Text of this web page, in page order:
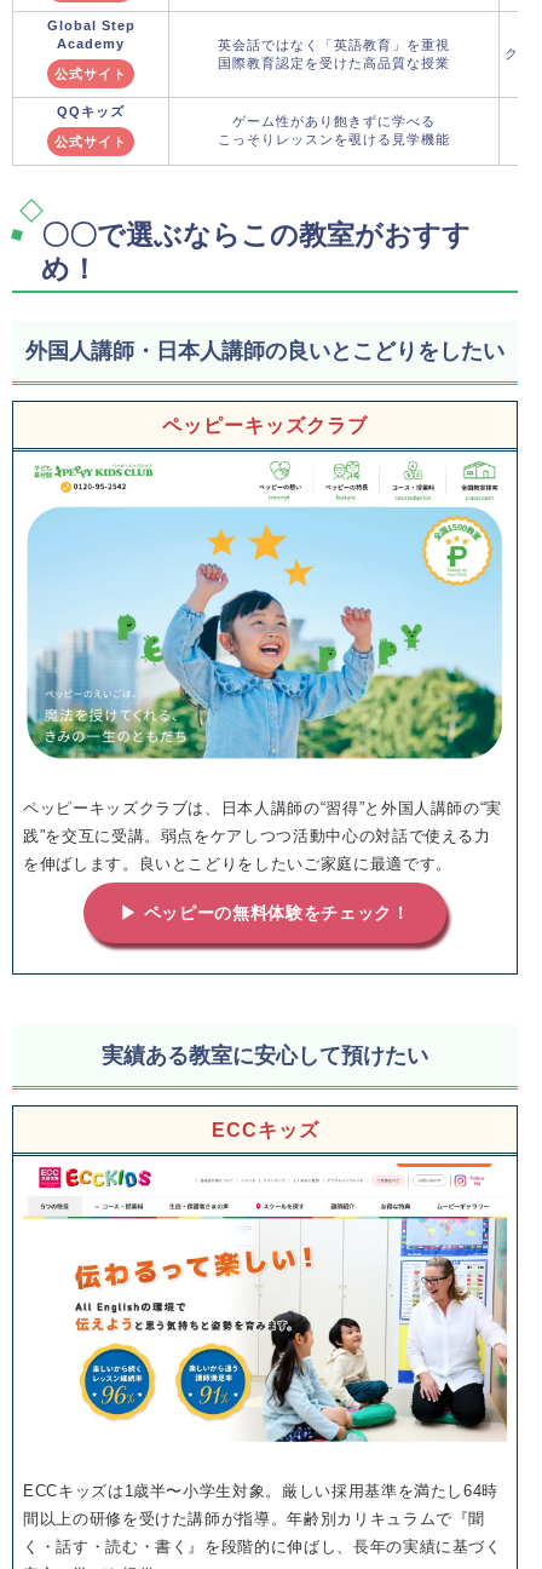
Global Step
Academy
公式サイト
英会話ではなく「英語教育」を重視
国際教育認定を受けた高品質な授業
クー
QQキッズ
公式サイト
ゲーム性があり飽きずに学べる
こっそりレッスンを覗ける見学機能
〇〇で選ぶならこの教室がおすす
め！
外国人講師・日本人講師の良いとこどりをしたい
ペッピーキッズクラブ
ペッピーキッズクラブは、日本人講師の“習得”と外国人講師の“実
践”を交互に受講。弱点をケアしつつ活動中心の対話で使える力
を伸ばします。良いとこどりをしたいご家庭に最適です。
▶ ペッピーの無料体験をチェック！
実績ある教室に安心して預けたい
ECCキッズ
ECCキッズは1歳半〜小学生対象。厳しい採用基準を満たし64時
間以上の研修を受けた講師が指導。年齢別カリキュラムで『聞
く・話す・読む・書く』を段階的に伸ばし、長年の実績に基づく